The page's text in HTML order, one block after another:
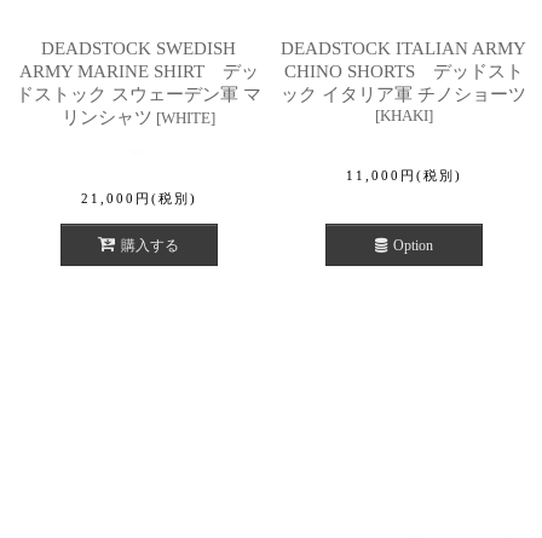
DEADSTOCK SWEDISH
ARMY MARINE SHIRT デッ
ドストック スウェーデン軍 マ
リンシャツ [WHITE]
21,000 円 (税別)
購入する
DEADSTOCK ITALIAN ARMY
CHINO SHORTS デッドスト
ック イタリア軍 チノショーツ
[KHAKI]
11,000 円 (税別)
Option